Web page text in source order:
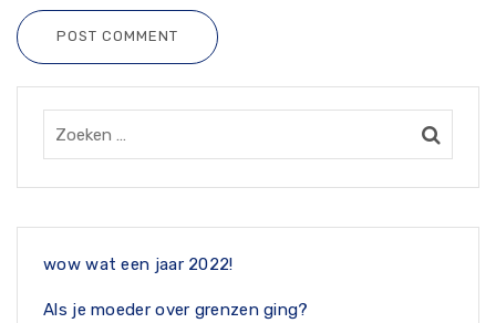
POST COMMENT
wow wat een jaar 2022!
Als je moeder over grenzen ging?